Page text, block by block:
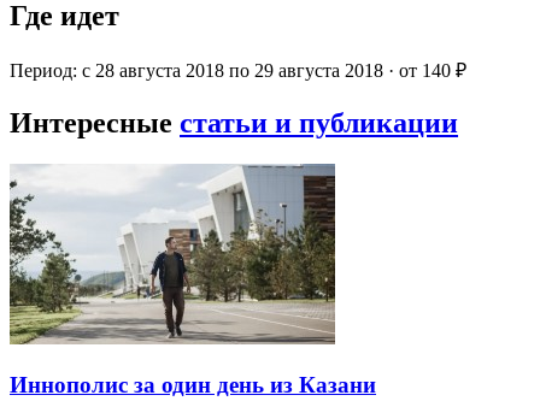
Где идет
Период: с 28 августа 2018 по 29 августа 2018 · от 140 ₽
Интересные статьи и публикации
Иннополис за один день из Казани